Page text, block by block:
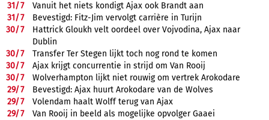
31/7
Vanuit het niets kondigt Ajax ook Brandt aan
31/7
Bevestigd: Fitz-Jim vervolgt carrière in Turijn
30/7
Hattrick Gloukh velt oordeel over Vojvodina, Ajax naar
Dublin
30/7
Transfer Ter Stegen lijkt toch nog rond te komen
30/7
Ajax krijgt concurrentie in strijd om Van Rooij
30/7
Wolverhampton lijkt niet rouwig om vertrek Arokodare
29/7
Bevestigd: Ajax huurt Arokodare van de Wolves
29/7
Volendam haalt Wolff terug van Ajax
29/7
Van Rooij in beeld als mogelijke opvolger Gaaei